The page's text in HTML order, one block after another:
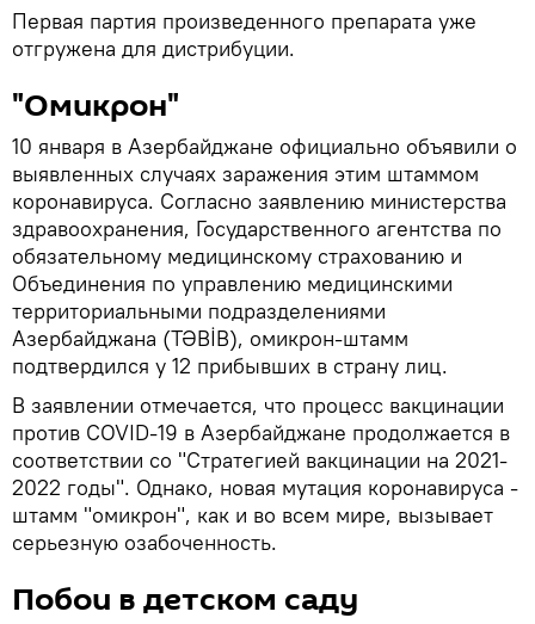
Первая партия произведенного препарата уже
отгружена для дистрибуции.
"Омикрон"
10 января в Азербайджане официально объявили о
выявленных случаях заражения этим штаммом
коронавируса. Согласно заявлению министерства
здравоохранения, Государственного агентства по
обязательному медицинскому страхованию и
Объединения по управлению медицинскими
территориальными подразделениями
Азербайджана (TƏBİB), омикрон-штамм
подтвердился у 12 прибывших в страну лиц.
В заявлении отмечается, что процесс вакцинации
против COVID-19 в Азербайджане продолжается в
соответствии со "Стратегией вакцинации на 2021-
2022 годы". Однако, новая мутация коронавируса -
штамм "омикрон", как и во всем мире, вызывает
серьезную озабоченность.
Побои в детском саду